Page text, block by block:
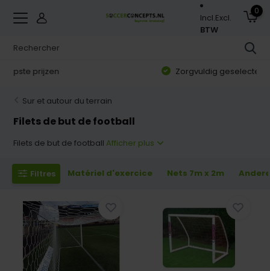
Incl.Excl.
BTW
0
Zorgvuldig geselecteerd assortiment
Sur et autour du terrain
Filets de but de football
Filets de but de football Afficher plus
Filtres Matériel d'exercice Nets 7m x 2m